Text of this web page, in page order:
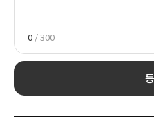
0 / 300